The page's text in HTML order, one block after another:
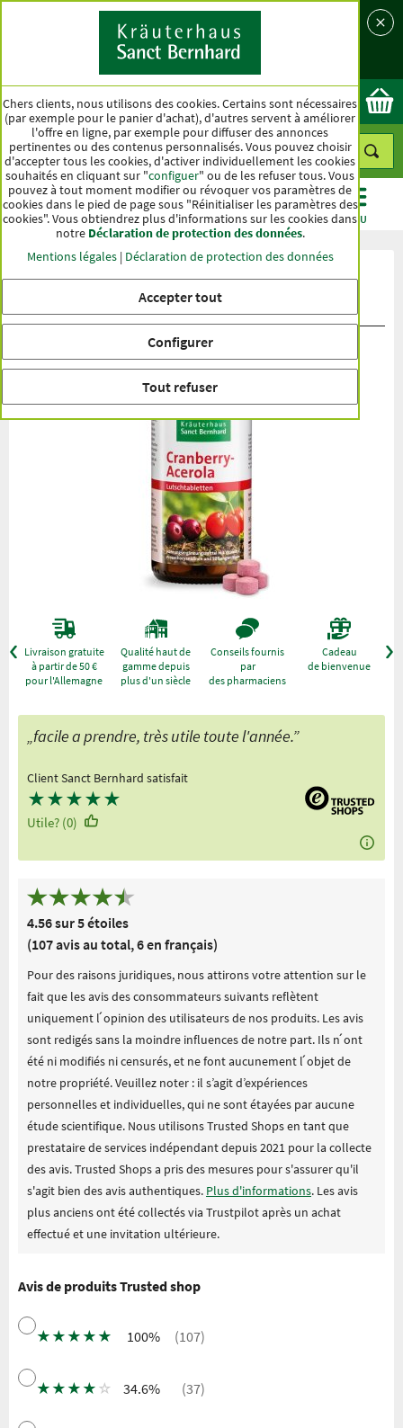
Pays
Ok
CATÉGORIES OFFRES BEST-SELLER MENU
Évaluation du produit Comprimés à
sucer à la canneberge et à l’acérola
Livraison gratuite
à partir de 50 €
pour l'Allemagne
Qualité haut de
gamme depuis
plus d'un siècle
Conseils fournis
par
des pharmaciens
Cadeau
de bienvenue
„facile a prendre, très utile toute l'année.”
Client Sanct Bernhard satisfait
★★★★★
Utile? (0)
4.56 sur 5 étoiles
(107 avis au total, 6 en français)
Pour des raisons juridiques, nous attirons votre attention sur le
fait que les avis des consommateurs suivants reflètent
uniquement l ́opinion des utilisateurs de nos produits. Les avis
sont redigés sans la moindre influences de notre part. Ils n ́ont
été ni modifiés ni censurés, et ne font aucunement l ́objet de
notre propriété. Veuillez noter : il s’agit d’expériences
personnelles et individuelles, qui ne sont étayées par aucune
étude scientifique. Nous utilisons Trusted Shops en tant que
prestataire de services indépendant depuis 2021 pour la collecte
des avis. Trusted Shops a pris des mesures pour s'assurer qu'il
s'agit bien des avis authentiques. Plus d'informations. Les avis
plus anciens ont été collectés via Trustpilot après un achat
effectué et une invitation ultérieure.
Avis de produits Trusted shop
★ ★ ★ ★ ★ 100% (107)
★ ★ ★ ★ ☆ 34.6% (37)
Chers clients, nous utilisons des cookies. Certains sont nécessaires
(par exemple pour le panier d'achat), d'autres servent à améliorer
l'offre en ligne, par exemple pour diffuser des annonces
pertinentes ou des contenus personnalisés. Vous pouvez choisir
d'accepter tous les cookies, d'activer individuellement les cookies
souhaités en cliquant sur "configuer" ou de les refuser tous. Vous
pouvez à tout moment modifier ou révoquer vos paramètres de
cookies dans le pied de page sous "Réinitialiser les paramètres des
cookies". Vous obtiendrez plus d'informations sur les cookies dans
notre Déclaration de protection des données.
Mentions légales| Déclaration de protection des données
Accepter tout
Configurer
Tout refuser